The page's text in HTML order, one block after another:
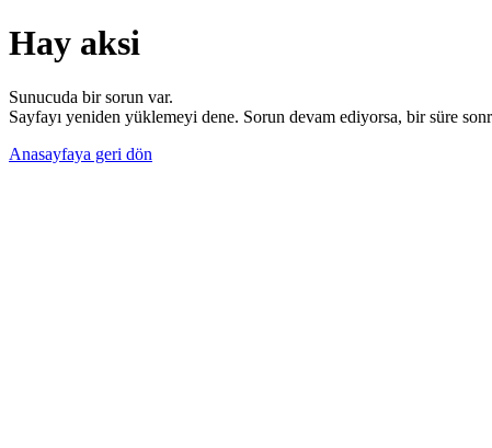
Hay aksi
Sunucuda bir sorun var.
Sayfayı yeniden yüklemeyi dene. Sorun devam ediyorsa, bir süre
Anasayfaya geri dön